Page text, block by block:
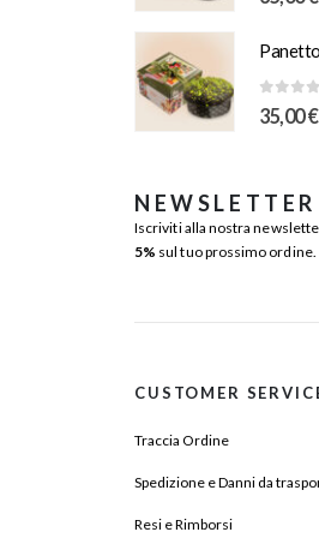
0Su 5
35,00€
NEWSLETTER
Iscriviti alla nostra
5% sul tuo prossimo ordine.
CUSTOMER
Traccia Ordine
Spedizione e Danni da
Resi e Rimborsi